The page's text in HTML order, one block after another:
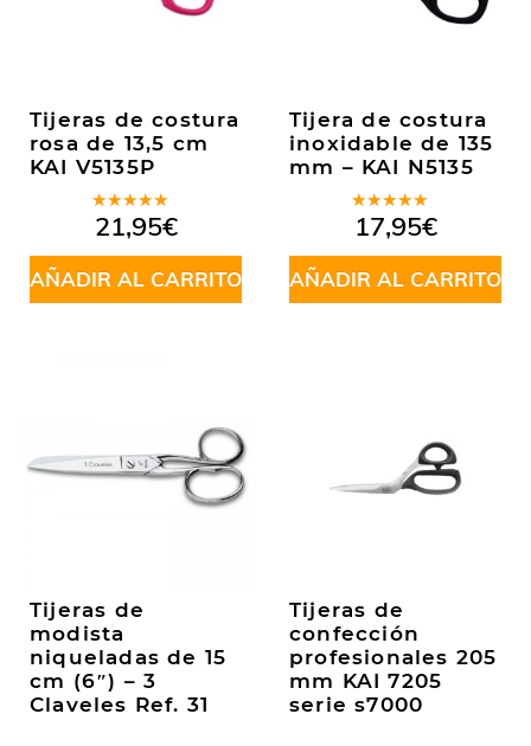
Tijeras de costura
rosa de 13,5 cm
KAI V5135P
Valorado
en5.00de
5
21,95€
AÑADIR AL CARRITO
Tijera de costura
inoxidable de 135
mm – KAI N5135
Valorado
en5.00de
5
17,95€
AÑADIR AL CARRITO
Tijeras de
modista
niqueladas de 15
cm (6″) – 3
Claveles Ref. 31
Tijeras de
confección
profesionales 205
mm KAI 7205
serie s7000